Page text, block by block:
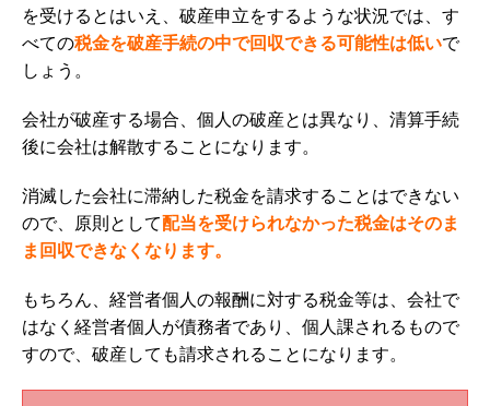
を受けるとはいえ、破産申立をするような状況では、す
べての税金を破産手続の中で回収できる可能性は低いで
しょう。
会社が破産する場合、個人の破産とは異なり、清算手続
後に会社は解散することになります。
消滅した会社に滞納した税金を請求することはできない
ので、原則として配当を受けられなかった税金はそのま
ま回収できなくなります。
もちろん、経営者個人の報酬に対する税金等は、会社で
はなく経営者個人が債務者であり、個人課されるもので
すので、破産しても請求されることになります。